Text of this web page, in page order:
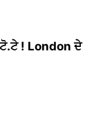
! London ਦੇ